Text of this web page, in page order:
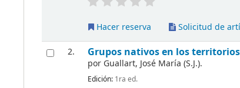
Hacer reserva Solicitud de
2.
Grupos nativos en los
por Guallart, José María (S.J.).
Edición: 1ra ed.